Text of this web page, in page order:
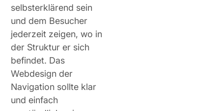
selbsterklärend sein
und dem Besucher
jederzeit zeigen, wo in
der Struktur er sich
befindet. Das
Webdesign der
Navigation sollte klar
und einfach